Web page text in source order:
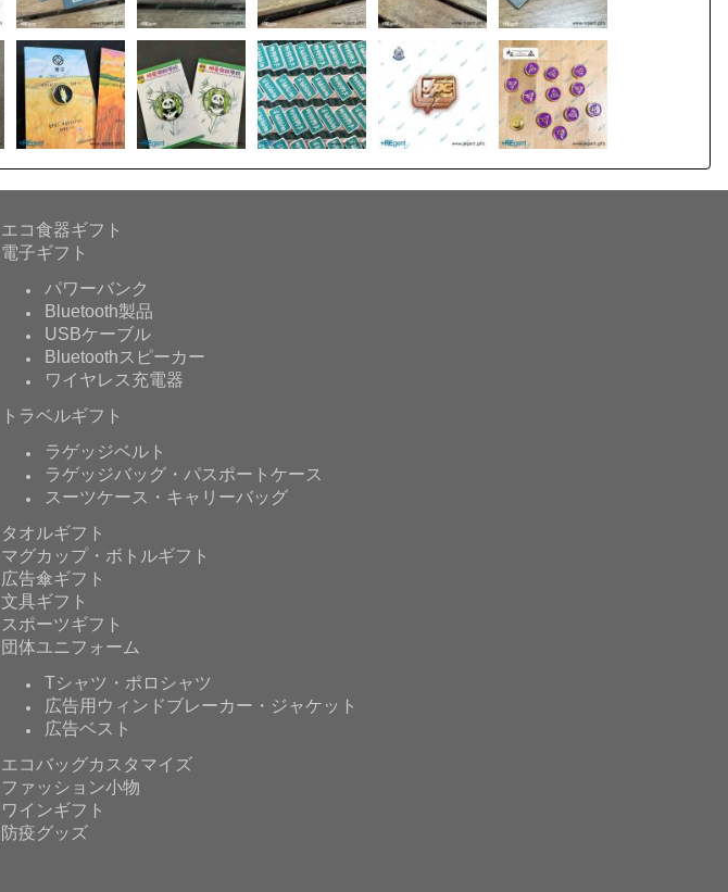
エコ食器ギフト
電子ギフト
パワーバンク
Bluetooth製品
USBケーブル
Bluetoothスピーカー
ワイヤレス充電器
トラベルギフト
ラゲッジベルト
ラゲッジバッグ・パスポートケース
スーツケース・キャリーバッグ
タオルギフト
マグカップ・ボトルギフト
広告傘ギフト
文具ギフト
スポーツギフト
団体ユニフォーム
Tシャツ・ポロシャツ
広告用ウィンドブレーカー・ジャケット
広告ベスト
エコバッグカスタマイズ
ファッション小物
ワインギフト
防疫グッズ